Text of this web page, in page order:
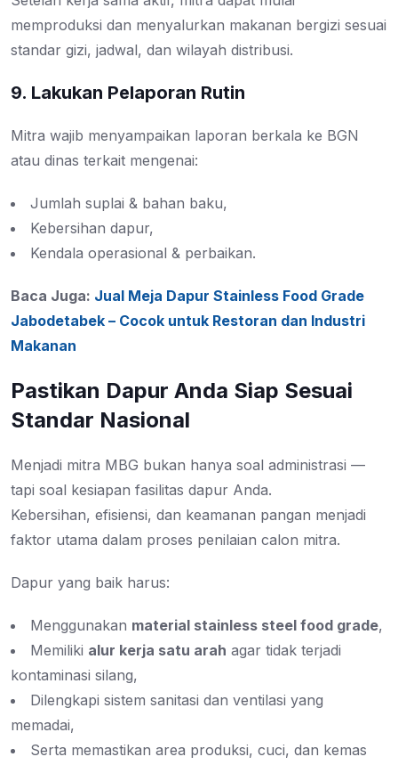
memproduksi dan menyalurkan makanan bergizi sesuai
standar gizi, jadwal, dan wilayah distribusi.
9. Lakukan Pelaporan Rutin
Mitra wajib menyampaikan laporan berkala ke BGN
atau dinas terkait mengenai:
Jumlah suplai & bahan baku,
Kebersihan dapur,
Kendala operasional & perbaikan.
Baca Juga: Jual Meja Dapur Stainless Food Grade
Jabodetabek – Cocok untuk Restoran dan Industri
Makanan
Pastikan Dapur Anda Siap Sesuai
Standar Nasional
Menjadi mitra MBG bukan hanya soal administrasi —
tapi soal kesiapan fasilitas dapur Anda.
Kebersihan, efisiensi, dan keamanan pangan menjadi
faktor utama dalam proses penilaian calon mitra.
Dapur yang baik harus:
Menggunakan material stainless steel food grade,
Memiliki alur kerja satu arah agar tidak terjadi
kontaminasi silang,
Dilengkapi sistem sanitasi dan ventilasi yang
memadai,
Serta memastikan area produksi, cuci, dan kemas